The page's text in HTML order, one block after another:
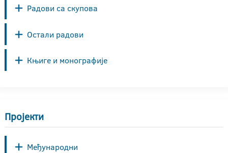
Радови са скупова
Остали радови
Књиге и монографије
Пројекти
Међународни